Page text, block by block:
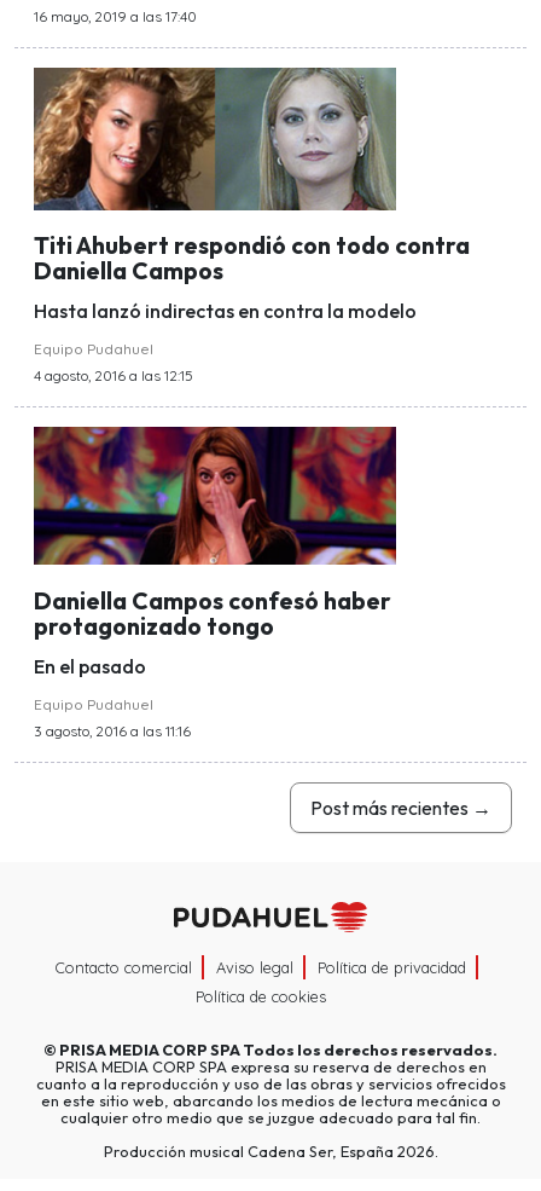
16 mayo, 2019 a las 17:40
Titi Ahubert respondió con todo contra
Daniella Campos
Hasta lanzó indirectas en contra la modelo
Equipo Pudahuel
4 agosto, 2016 a las 12:15
Daniella Campos confesó haber
protagonizado tongo
En el pasado
Equipo Pudahuel
3 agosto, 2016 a las 11:16
Post más recientes →
Contacto comercial Aviso legal
Política de privacidad
Política de cookies
© PRISA MEDIA CORP SPATodos los derechos reservados.
PRISA MEDIA CORP SPA expresa su reserva de derechos en
cuanto a la reproducción y uso de las obras y servicios ofrecidos
en este sitio web, abarcando los medios de lectura mecánica o
cualquier otro medio que se juzgue adecuado para tal fin.
Producción musical Cadena Ser, España 2026.